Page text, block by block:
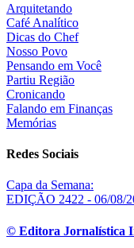
Arquitetando
Café Analítico
Dicas do Chef
Nosso Povo
Pensando em Você
Partiu Região
Cronicando
Falando em Finanças
Memórias
Redes Sociais
Capa da Semana:
EDIÇÃO 2422 - 06/08/
© Editora Jornalística